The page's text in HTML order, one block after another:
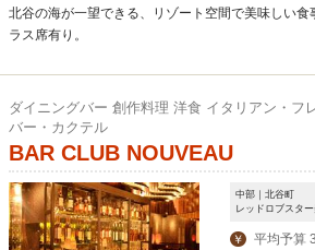
北谷の海が一望できる、リゾート空間で美味しい食
ラス席有り。
ダイニングバー 創作料理 洋食 イタリアン・フ
バー・カクテル
BAR CLUB NOUVEAU
中部｜北谷町
レッドロブスタ
￥ 平均予算